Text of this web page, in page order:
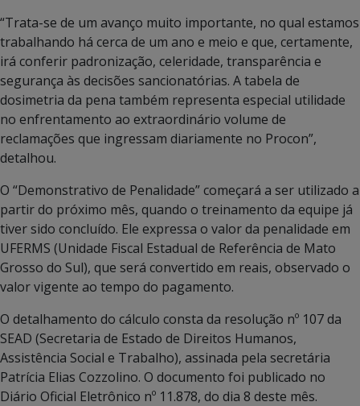
“Trata-se de um avanço muito importante, no qual estamos
trabalhando há cerca de um ano e meio e que, certamente,
irá conferir padronização, celeridade, transparência e
segurança às decisões sancionatórias. A tabela de
dosimetria da pena também representa especial utilidade
no enfrentamento ao extraordinário volume de
reclamações que ingressam diariamente no Procon”,
detalhou.
O “Demonstrativo de Penalidade” começará a ser utilizado a
partir do próximo mês, quando o treinamento da equipe já
tiver sido concluído. Ele expressa o valor da penalidade em
UFERMS (Unidade Fiscal Estadual de Referência de Mato
Grosso do Sul), que será convertido em reais, observado o
valor vigente ao tempo do pagamento.
O detalhamento do cálculo consta da resolução nº 107 da
SEAD (Secretaria de Estado de Direitos Humanos,
Assistência Social e Trabalho), assinada pela secretária
Patrícia Elias Cozzolino. O documento foi publicado no
Diário Oficial Eletrônico nº 11.878, do dia 8 deste mês.